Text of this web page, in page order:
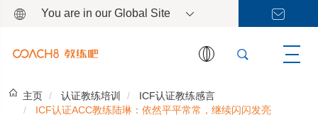
You are in our Global Site
主页 认证教练培训
ICF认证教练感言
ICF认证ACC教练陆琳：依然平平常常，继续闪闪发亮